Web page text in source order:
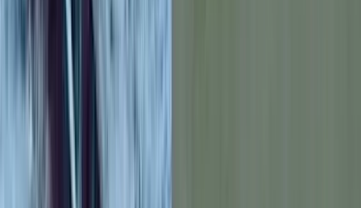
বরিশালটাইমস রিপোর্ট